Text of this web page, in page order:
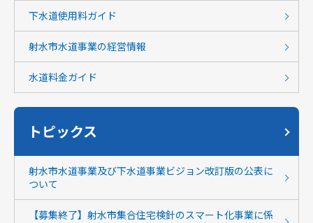
下水道使用料ガイド
射水市水道事業の経営情報
水道料金ガイド
トピックス
射水市水道事業及び下水道事業ビジョン改訂版の公表に
ついて
【募集終了】射水市集合住宅検針のスマート化事業に係